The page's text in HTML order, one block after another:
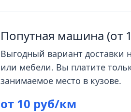
Попутная машина (от
Выгодный вариант доставки
или мебели. Вы платите
занимаемое место в кузове.
от 10 руб/км